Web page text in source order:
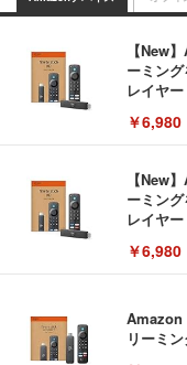
【New
ーミン
レイヤー
￥6,980
【New
ーミン
レイヤー
￥6,980
Amazon
リーミ